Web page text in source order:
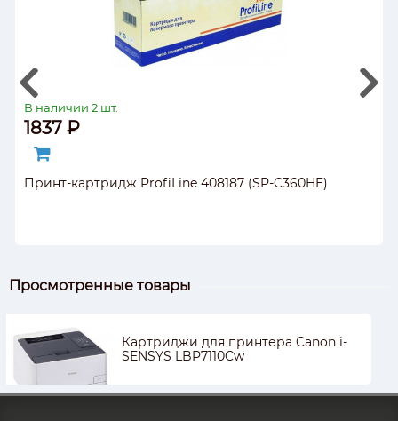
В наличии 2 шт.
1837 ₽
Принт-картридж ProfiLine 408187 (SP-C360HE)
Просмотренные товары
Картриджи для принтера Canon i-
SENSYS LBP7110Cw